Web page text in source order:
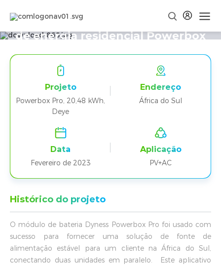
Dois projetos de armazenamento
de energia residencial Powerbox
Pro + Deye na África do Sul
Projeto
Powerbox Pro, 20,48 kWh,
Deye
Endereço
África do Sul
Data
Fevereiro de 2023
Aplicação
PV+AC
Histórico do projeto
O módulo de bateria Dyness Powerbox Pro foi usado com
sucesso para fornecer uma solução de fonte de
alimentação estável para um cliente na África do Sul,
conectando duas unidades em paralelo. Este aplicativo